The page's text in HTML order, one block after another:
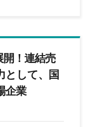
開！連結売
として、国
企業